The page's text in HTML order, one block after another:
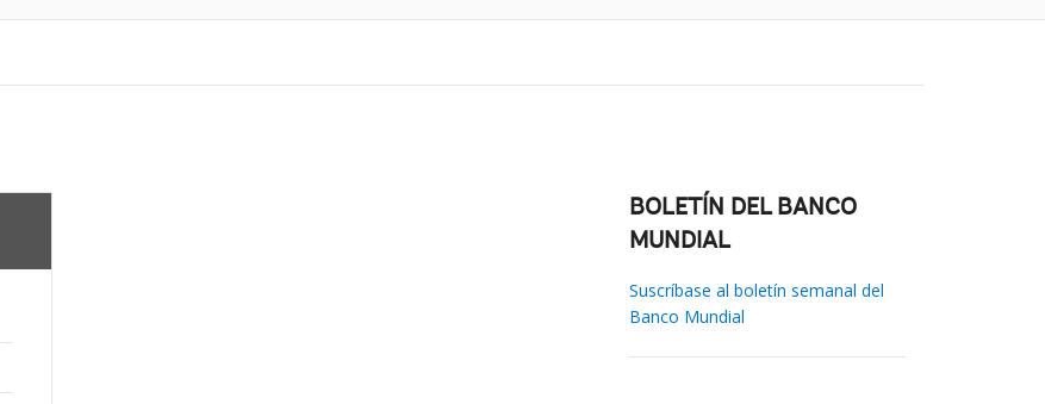
BOLETÍN DEL BANCO
MUNDIAL
Suscríbase al boletín semanal del
Banco Mundial